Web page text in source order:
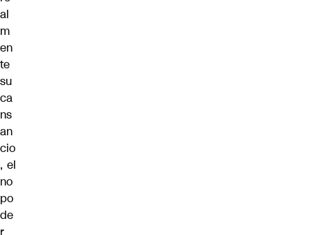
al
m
en
te
su
ca
ns
an
cio
, el
no
po
de
r